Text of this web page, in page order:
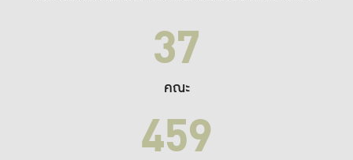
37
คณะ
459